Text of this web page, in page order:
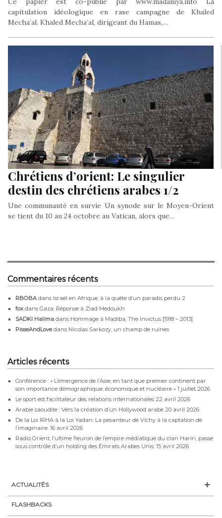
capitulation idéologique en rase campagne de Khaled
Mecha’al. Khaled Mecha’al, dirigeant du Hamas,…
Chrétiens d’orient: Le singulier
destin des chrétiens arabes 1/2
Une communauté en survie Un synode sur le Moyen-Orient
se tient du 10 au 24 octobre au Vatican, alors que…
Commentaires récents
RBOBA dans Israël en Afrique, à la quête d’un paradis perdu 2
fox dans Gaza: Réponse à Ziad Medoukh
SADKI Halima dans Hommage à Madiba, The Invictus [1918 – 2013]
PisseAndLovedans Nicolas Sarkozy, un champ de ruines
Articles récents
Conférence : « L’émergence de l’Asie, en tant que premier continent par
son importance démographique, économique et nucléaire » 1 juillet 2026
Le sport est facilitateur des relations internationales 22 avril 2026
Arabie saoudite : Vers la création d’un Hollywood arabe 20 avril 2026
De la Loi IRHA à la Loi Yadan: La pesanteur de Vichy à la captation de
l’imaginaire. 16 avril 2026
Radio Orient, l’ultime fleuron de l’empire médiatique du clan Hariri, passe
sous contrôle d’un holding des Émirats Arabes Unis. 15 avril 2026
ACTUALITÉS
FLASHBACKS